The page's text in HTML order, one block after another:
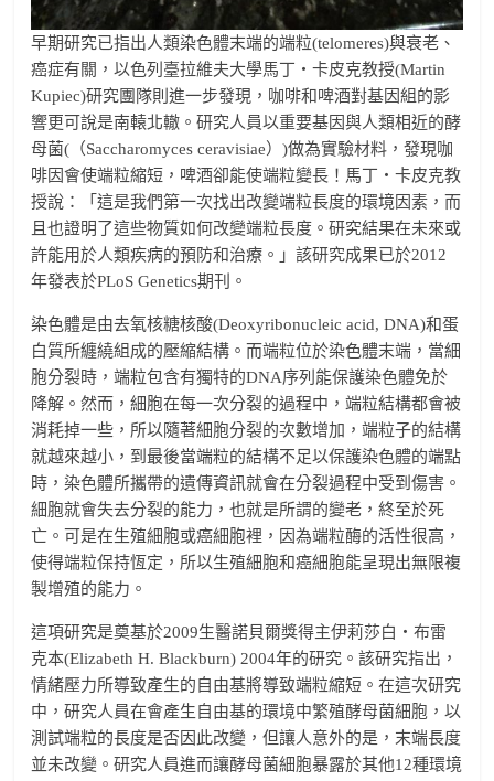
早期研究已指出人類染色體末端的端粒(telomeres)與衰老、
癌症有關，以色列臺拉維夫大學馬丁‧卡皮克教授(Martin
Kupiec)研究團隊則進一步發現，咖啡和啤酒對基因組的影
響更可說是南轅北轍。研究人員以重要基因與人類相近的酵
母菌(（Saccharomyces ceravisiae）)做為實驗材料，發現咖
啡因會使端粒縮短，啤酒卻能使端粒變長！馬丁‧卡皮克教
授說：「這是我們第一次找出改變端粒長度的環境因素，而
且也證明了這些物質如何改變端粒長度。研究結果在未來或
許能用於人類疾病的預防和治療。」該研究成果已於2012
年發表於PLoS Genetics期刊。
染色體是由去氧核糖核酸(Deoxyribonucleic acid, DNA)和蛋
白質所纏繞組成的壓縮結構。而端粒位於染色體末端，當細
胞分裂時，端粒包含有獨特的DNA序列能保護染色體免於
降解。然而，細胞在每一次分裂的過程中，端粒結構都會被
消耗掉一些，所以隨著細胞分裂的次數增加，端粒子的結構
就越來越小，到最後當端粒的結構不足以保護染色體的端點
時，染色體所攜帶的遺傳資訊就會在分裂過程中受到傷害。
細胞就會失去分裂的能力，也就是所謂的變老，終至於死
亡。可是在生殖細胞或癌細胞裡，因為端粒酶的活性很高，
使得端粒保持恆定，所以生殖細胞和癌細胞能呈現出無限複
製增殖的能力。
這項研究是奠基於2009生醫諾貝爾獎得主伊莉莎白‧布雷
克本(Elizabeth H. Blackburn) 2004年的研究。該研究指出，
情緒壓力所導致產生的自由基將導致端粒縮短。在這次研究
中，研究人員在會產生自由基的環境中繁殖酵母菌細胞，以
測試端粒的長度是否因此改變，但讓人意外的是，末端長度
並未改變。研究人員進而讓酵母菌細胞暴露於其他12種環境